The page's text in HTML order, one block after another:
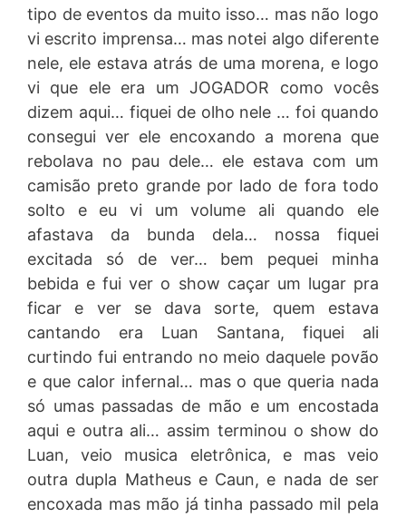
tipo de eventos da muito isso… mas não logo
vi escrito imprensa… mas notei algo diferente
nele, ele estava atrás de uma morena, e logo
vi que ele era um JOGADOR como vocês
dizem aqui… fiquei de olho nele … foi quando
consegui ver ele encoxando a morena que
rebolava no pau dele… ele estava com um
camisão preto grande por lado de fora todo
solto e eu vi um volume ali quando ele
afastava da bunda dela… nossa fiquei
excitada só de ver… bem pequei minha
bebida e fui ver o show caçar um lugar pra
ficar e ver se dava sorte, quem estava
cantando era Luan Santana, fiquei ali
curtindo fui entrando no meio daquele povão
e que calor infernal… mas o que queria nada
só umas passadas de mão e um encostada
aqui e outra ali… assim terminou o show do
Luan, veio musica eletrônica, e mas veio
outra dupla Matheus e Caun, e nada de ser
encoxada mas mão já tinha passado mil pela